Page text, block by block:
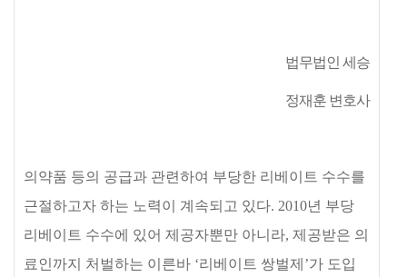
법무법인 세승
정재훈 변호사
의약품 등의 공급과 관련하여 부당한 리베이트 수수를
근절하고자 하는 노력이 계속되고 있다. 2010년 부당
리베이트 수수에 있어 제공자뿐만 아니라, 제공받은 의
료인까지 처벌하는 이른바 ‘리베이트 쌍벌제 ’가 도입